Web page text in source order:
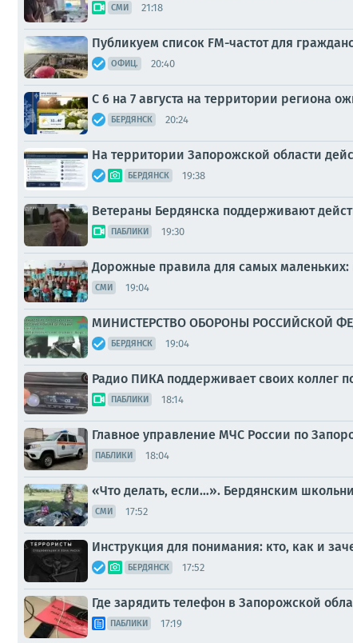
СМИ 21:18
Публикуем список FM-частот для
ОФИЦ. 20:40
С 6 на 7 августа на территории региона
БЕРДЯНСК 20:24
На территории Запорожской области
БЕРДЯНСК 19:38
Ветераны Бердянска поддерживают
ПАБЛИКИ 19:30
Дорожные правила для самых
СМИ 19:04
МИНИСТЕРСТВО ОБОРОНЫ РОССИЙСКОЙ
БЕРДЯНСК 19:04
Радио ПИКА поддерживает своих коллег
ПАБЛИКИ 18:14
Главное управление МЧС России по
ПАБЛИКИ 18:04
«Что делать, если…». Бердянским
СМИ 17:52
Инструкция для понимания: кто, как и
БЕРДЯНСК 17:52
Где зарядить телефон в Запорожской
ПАБЛИКИ 17:19